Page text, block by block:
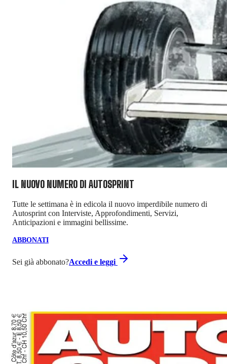
IL NUOVO NUMERO DI AUTOSPRINT
Tutte le settimana è in edicola il nuovo imperdibile numero di
Autosprint con Interviste, Approfondimenti, Servizi,
Anticipazioni e immagini bellissime.
ABBONATI
Sei già abbonato?Accedi e leggi